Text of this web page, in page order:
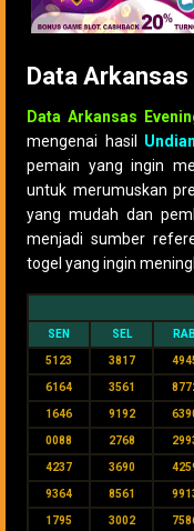
Data Arkansas
Data Arkansas
mengenai hasil
pemain yang ingin
untuk merumuskan
yang mudah dan
menjadi sumber
togel yang ingin
SEN SEL RAB
5123 3817
6164 3561
1646 9192
0088 2768
4237 3690
9364 8561
1795 3002